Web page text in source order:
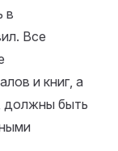
в
Все
и книг, а
должны быть